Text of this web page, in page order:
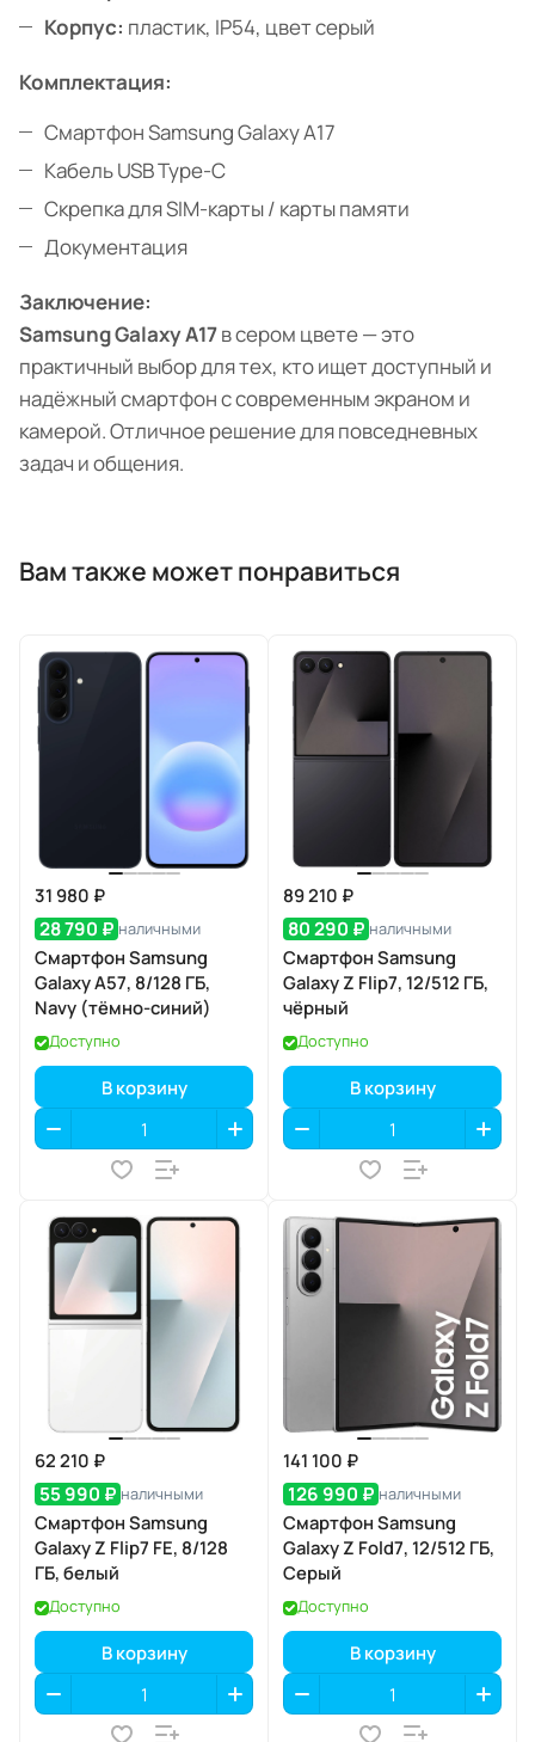
Корпус: пластик, IP54, цвет серый
Комплектация:
Смартфон Samsung Galaxy A17
Кабель USB Type-C
Скрепка для SIM-карты / карты памяти
Документация
Заключение:
Samsung Galaxy A17в сером цвете — это
практичный выбор для тех, кто ищет доступный и
надёжный смартфон с современным экраном и
камерой. Отличное решение для повседневных
задач и общения.
Вам также может понравиться
31 980 ₽
28 790 ₽ наличными
Смартфон Samsung
Galaxy A57, 8/128 ГБ,
Navy (тёмно-синий)
Доступно
В корзину
89 210 ₽
80 290 ₽ наличными
Смартфон Samsung
Galaxy Z Flip7, 12/512 ГБ,
чёрный
Доступно
В корзину
62 210 ₽
55 990 ₽ наличными
Смартфон Samsung
Galaxy Z Flip7 FE, 8/128
ГБ, белый
Доступно
В корзину
141 100 ₽
126 990 ₽ наличными
Смартфон Samsung
Galaxy Z Fold7, 12/512 ГБ,
Серый
Доступно
В корзину